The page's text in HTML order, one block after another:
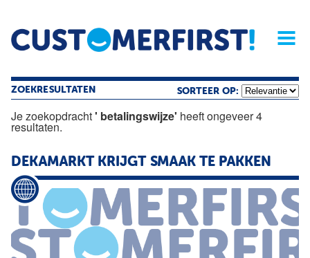
Home Opinie Archief
Magazine
ZOEKRESULTATEN SORTEER OP:
Je zoekopdracht' betalingswijze' heeft ongeveer 4
resultaten.
DEKAMARKT KRIJGT SMAAK TE PAKKEN